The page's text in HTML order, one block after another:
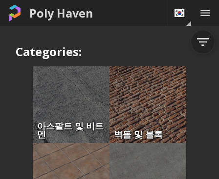
Poly Haven
Categories:
아스팔트 및 비트
멘 벽돌 및 블록